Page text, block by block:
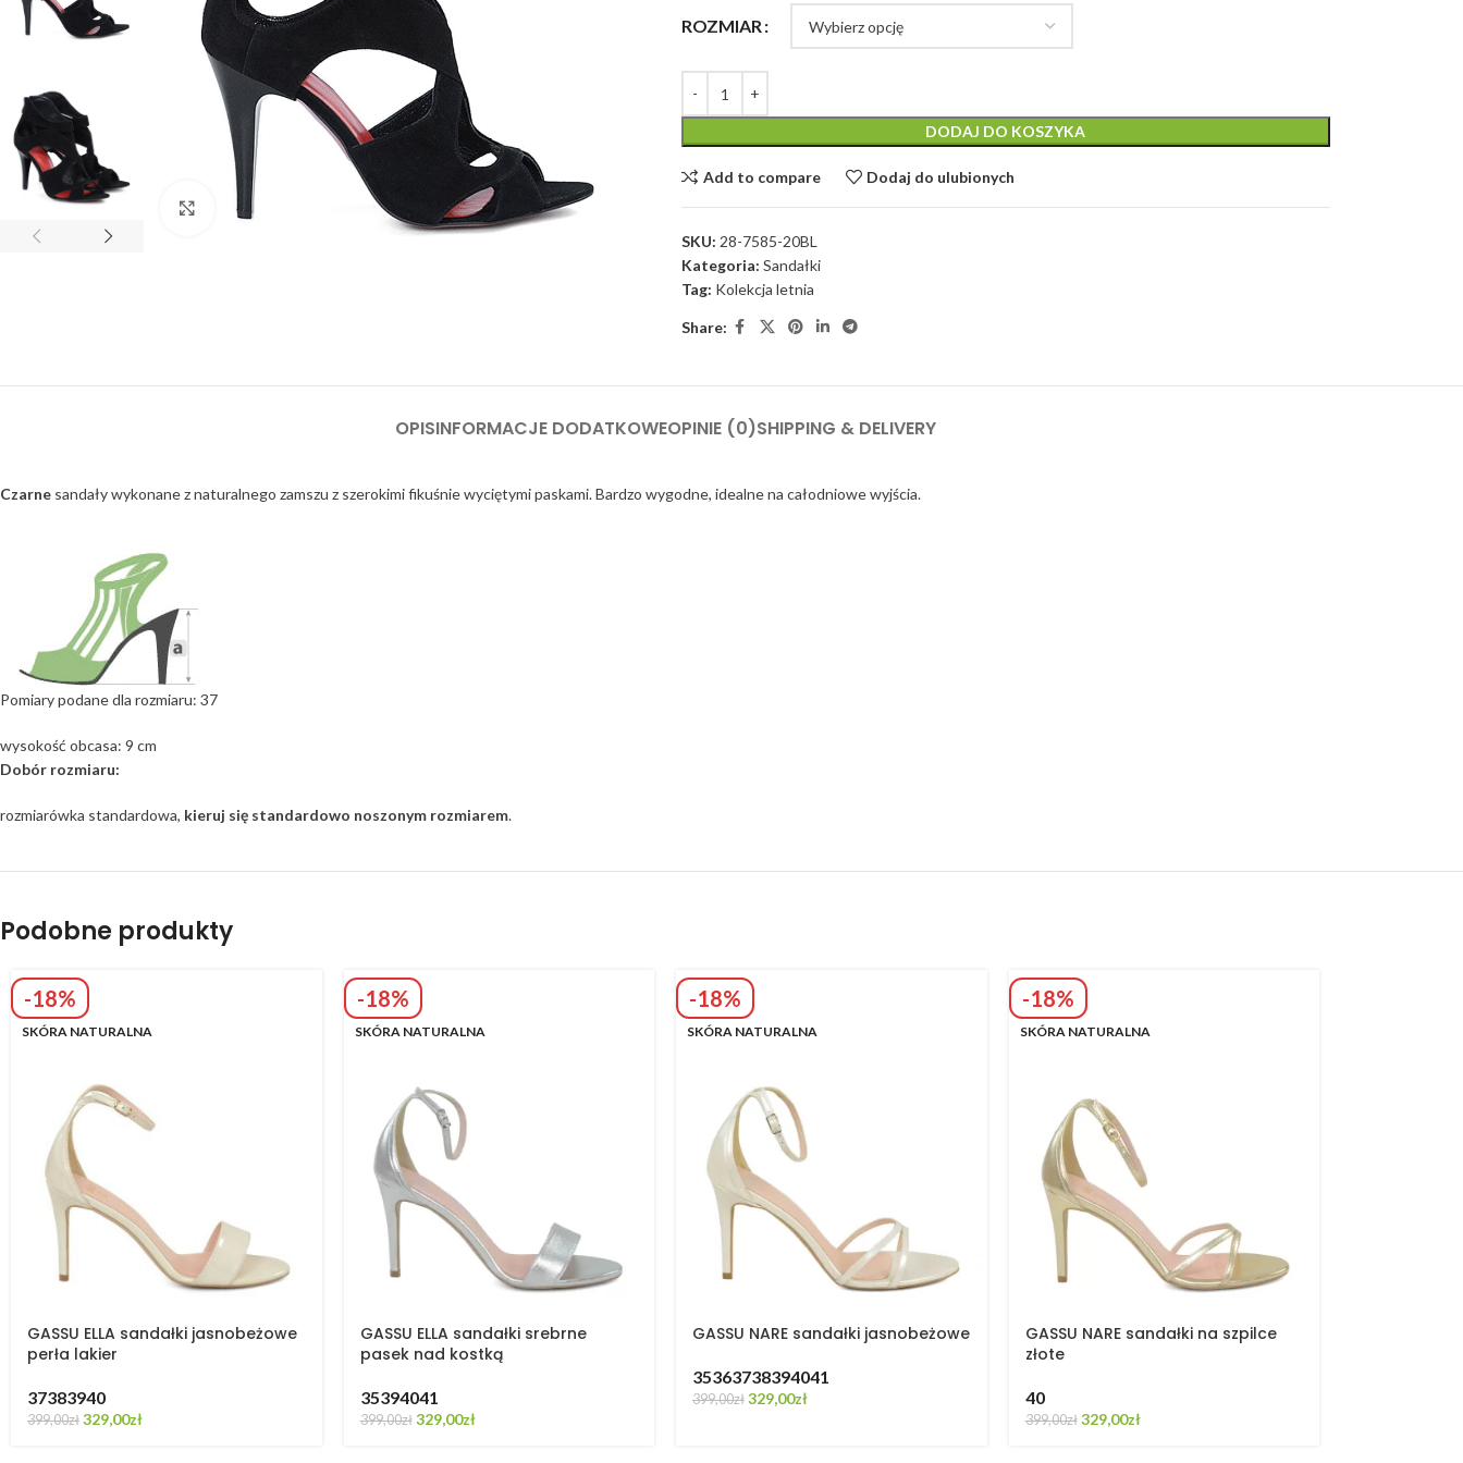
Click to enlarge
ROZMIAR
DODAJ DO KOSZYKA
Add to compare Dodaj do ulubionych
SKU: 28-7585-20BL
Kategoria: Sandałki
Tag: Kolekcja letnia
Share:
OPISINFORMACJE DODATKOWEOPINIE (0)SHIPPING & DELIVERY
Czarne sandały wykonane z naturalnego zamszu z szerokimi fikuśnie wyciętymi paskami. Bardzo wygodne, idealne na całodniowe wyjścia.
Pomiary podane dla rozmiaru: 37
wysokość obcasa: 9 cm
Dobór rozmiaru:
rozmiarówka standardowa, kieruj się standardowo noszonym rozmiarem.
Podobne produkty
-18%
SKÓRA NATURALNA
GASSU ELLA sandałki jasnobeżowe
perła lakier
37383940
399,00zł 329,00zł
-18%
SKÓRA NATURALNA
GASSU ELLA sandałki srebrne
pasek nad kostką
35394041
399,00zł 329,00zł
-18%
SKÓRA NATURALNA
GASSU NARE sandałki jasnobeżowe
35363738394041
399,00zł 329,00zł
-18%
SKÓRA NATURALNA
GASSU NARE sandałki na szpilce
złote
40
399,00zł 329,00zł